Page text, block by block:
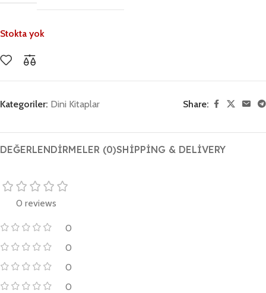
Stokta yok
Kategoriler: Dini Kitaplar Share:
DEĞERLENDIRMELER (0)SHIPPING & DELIVERY
0 reviews
0
0
0
0